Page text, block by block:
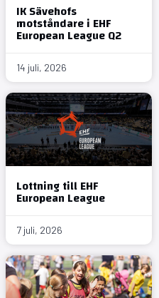
IK Sävehofs
motståndare i EHF
European League Q2
14 juli, 2026
Lottning till EHF
European League
7 juli, 2026